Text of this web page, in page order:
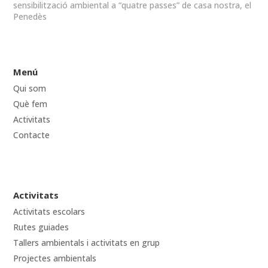
sensibilització ambiental a “quatre passes” de casa nostra, el
Penedès
Menú
Qui som
Què fem
Activitats
Contacte
Activitats
Activitats escolars
Rutes guiades
Tallers ambientals i activitats en grup
Projectes ambientals